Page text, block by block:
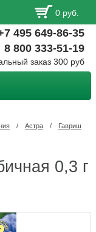
0 руб.
495 649-86-35
8 800 333-51-19
заказ 300 руб
/ Астра /
Гавриш
0,3 г